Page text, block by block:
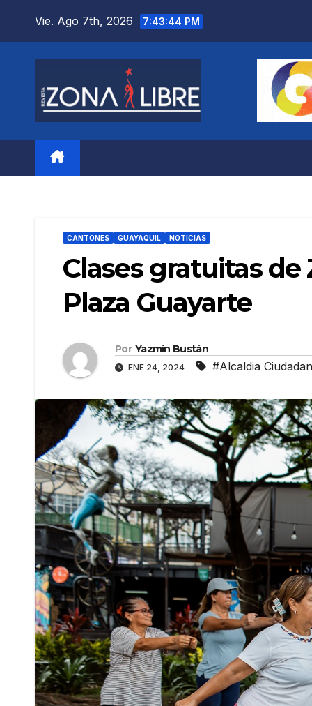
Vie. Ago 7th, 2026 7:43:45 PM
CANTONES GUAYAQUIL NOTICIAS
Clases gratuitas de
Plaza Guayarte
Por Yazmín Bustán
ENE 24, 2024 #Alcaldia